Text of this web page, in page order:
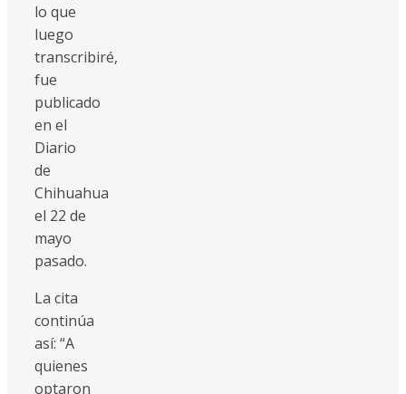
lo que
luego
transcribiré,
fue
publicado
en el
Diario
de
Chihuahua
el 22 de
mayo
pasado.
La cita
continúa
así: “A
quienes
optaron